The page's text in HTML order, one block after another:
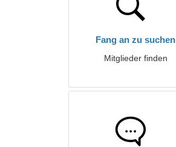
Fang an zu suchen
Mitglieder finden